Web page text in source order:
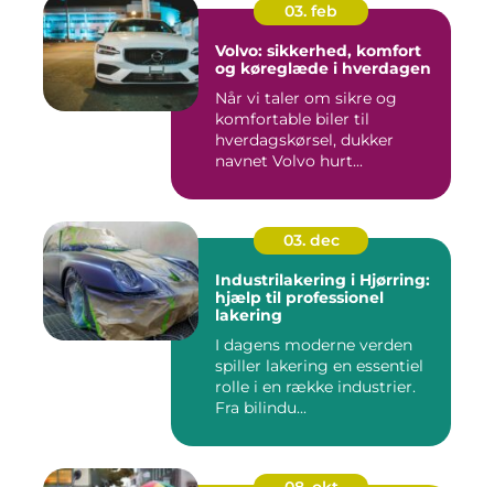
03. feb
Volvo: sikkerhed, komfort
og køreglæde i hverdagen
Når vi taler om sikre og
komfortable biler til
hverdagskørsel, dukker
navnet Volvo hurt...
03. dec
Industrilakering i Hjørring:
hjælp til professionel
lakering
I dagens moderne verden
spiller lakering en essentiel
rolle i en række industrier.
Fra bilindu...